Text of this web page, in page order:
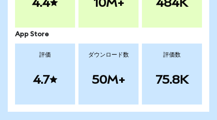
App Store
評価
4.7
ダウンロード数
50M+
評価数
75.8K